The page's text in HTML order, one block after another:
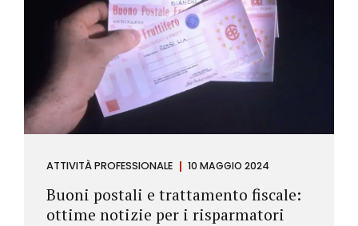
ATTIVITÀ PROFESSIONALE 10 MAGGIO 2024
Buoni postali e trattamento fiscale:
ottime notizie per i risparmatori